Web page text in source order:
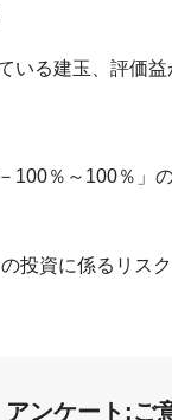
いる建玉、評価
100％～100％」
投資に係るリス
アンケート:ご